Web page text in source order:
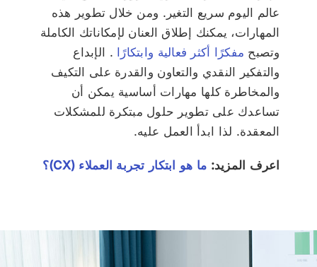
عالم اليوم سريع التغير. ومن خلال تطوير هذه
المهارات، يمكنك إطلاق العنان لإمكاناتك الكاملة
وتصبح مفكرًا أكثر فعالية وابتكارًا
. الإبداع
والتفكير النقدي والتعاون والقدرة على التكيف
والمخاطرة كلها مهارات أساسية يمكن أن
تساعدك على تطوير حلول مبتكرة للمشكلات
المعقدة. لذا ابدأ العمل عليه.
اعرف المزيد: ما هو ابتكار تجربة العملاء (CX)؟